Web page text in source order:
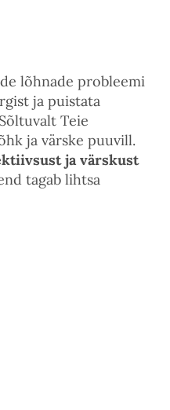
lõhnade probleemi
ja puistata
Teie
ja värske puuvill.
ja värskust
tagab lihtsa